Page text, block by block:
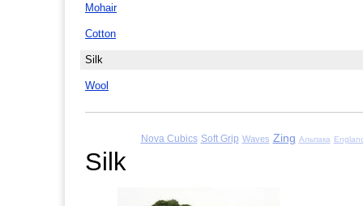
Mohair
Cotton
Silk
Wool
Nova Cubics Soft Grip Waves Zing Альпака
Silk